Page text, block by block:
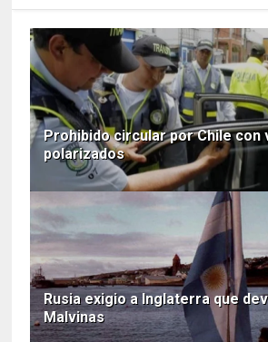
Prohibido circular por Chile con
polarizados
Rusia exigio a Inglaterra que
Malvinas